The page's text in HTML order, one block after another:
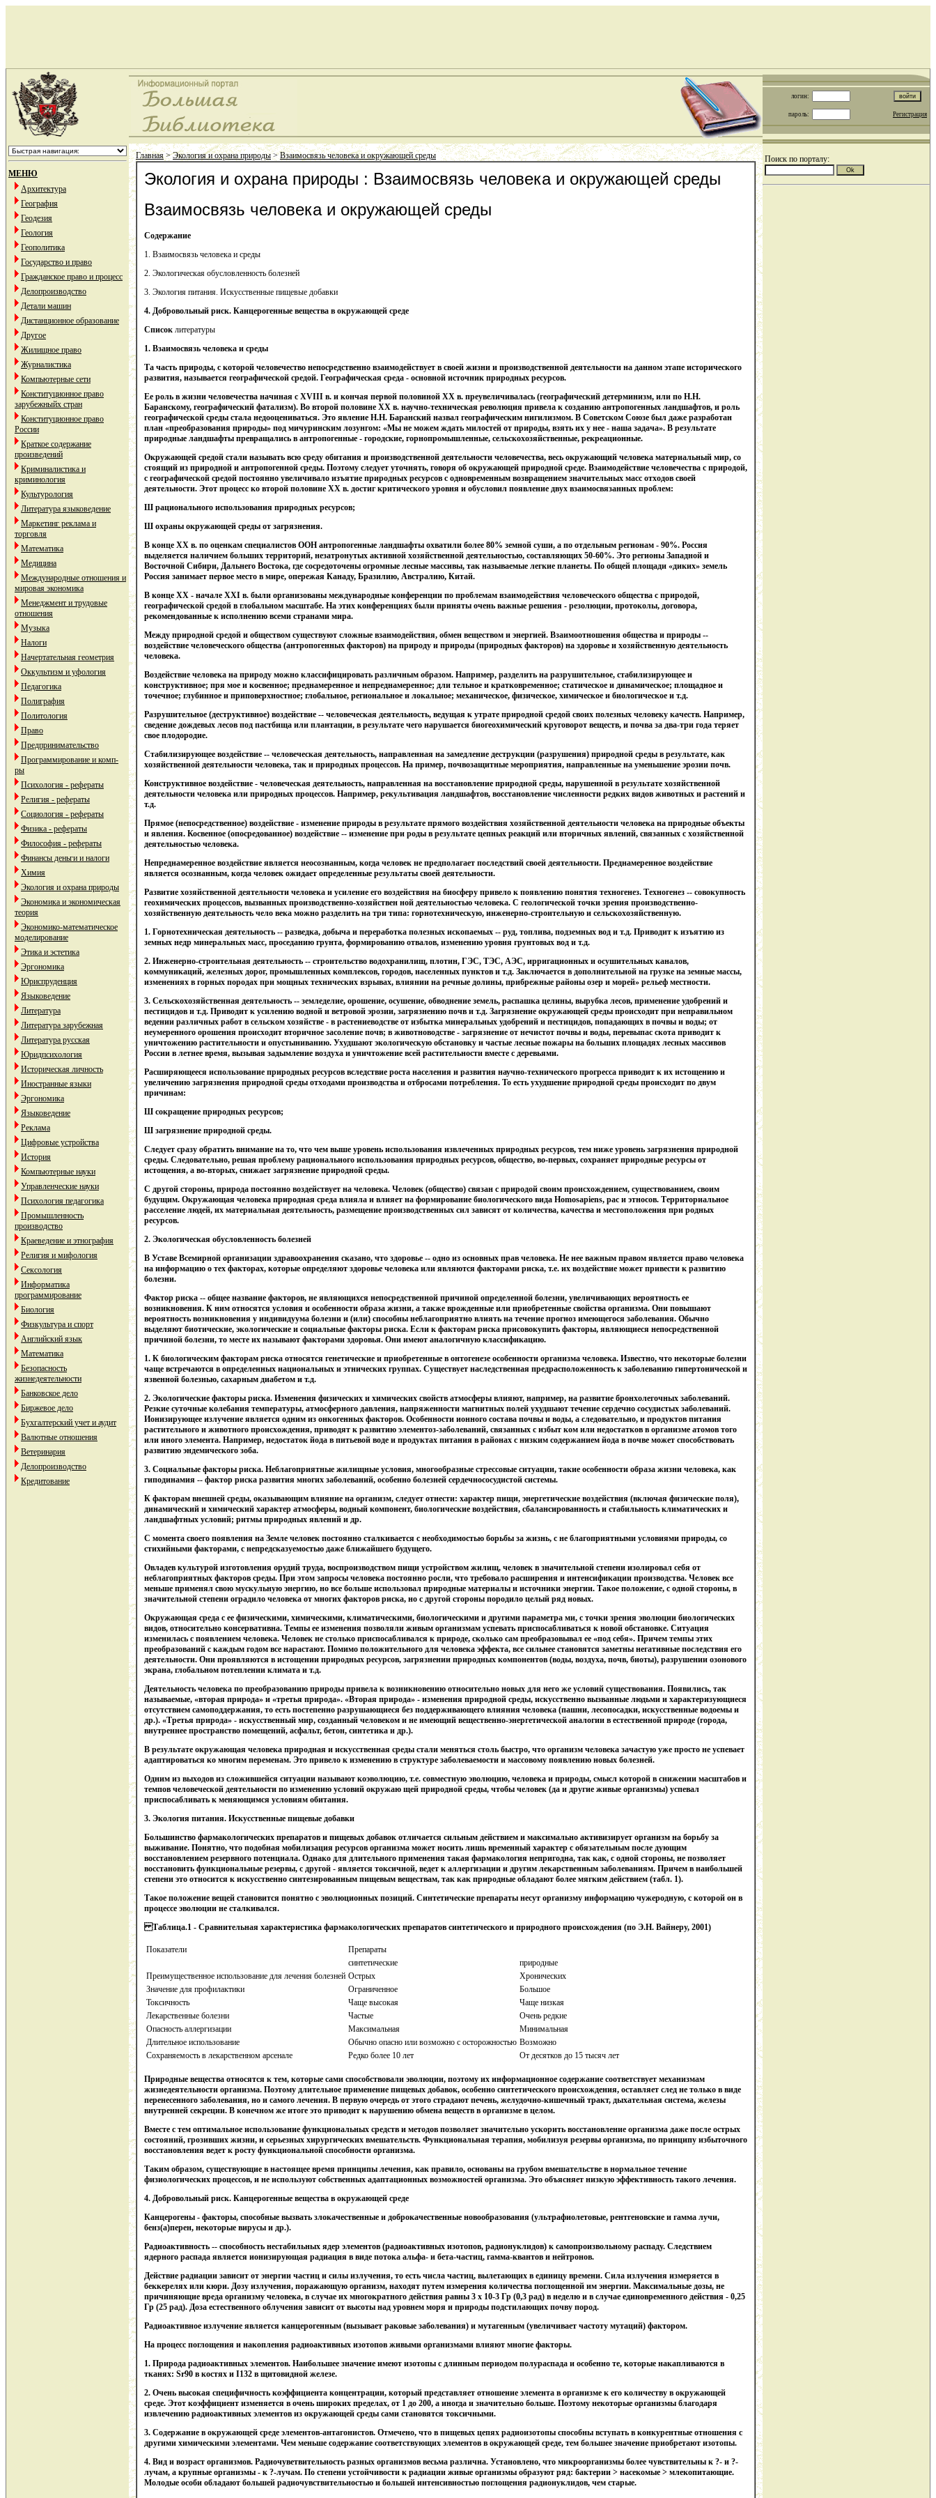
логин:
пароль: Регистрация
МЕНЮ
Архитектура
География
Геодезия
Геология
Геополитика
Государство и право
Гражданское право и процесс
Делопроизводство
Детали машин
Дистанционное образование
Другое
Жилищное право
Журналистика
Компьютерные сети
Конституционное право
зарубежныйх стран
Конституционное право
России
Краткое содержание
произведений
Криминалистика и
криминология
Культурология
Литература языковедение
Маркетинг реклама и
торговля
Математика
Медицина
Международные отношения и
мировая экономика
Менеджмент и трудовые
отношения
Музыка
Налоги
Начертательная геометрия
Оккультизм и уфология
Педагогика
Полиграфия
Политология
Право
Предпринимательство
Программирование и комп-
ры
Психология - рефераты
Религия - рефераты
Социология - рефераты
Физика - рефераты
Философия - рефераты
Финансы деньги и налоги
Химия
Экология и охрана природы
Экономика и экономическая
теория
Экономико-математическое
моделирование
Этика и эстетика
Эргономика
Юриспруденция
Языковедение
Литература
Литература зарубежная
Литература русская
Юридпсихология
Историческая личность
Иностранные языки
Эргономика
Языковедение
Реклама
Цифровые устройства
История
Компьютерные науки
Управленческие науки
Психология педагогика
Промышленность
производство
Краеведение и этнография
Религия и мифология
Сексология
Информатика
программирование
Биология
Физкультура и спорт
Английский язык
Математика
Безопасность
жизнедеятельности
Банковское дело
Биржевое дело
Бухгалтерский учет и аудит
Валютные отношения
Ветеринария
Делопроизводство
Кредитование
Главная>Экология и охрана природы>Взаимосвязь человека и окружающей среды
Экология и охрана природы : Взаимосвязь человека и окружающей среды
Взаимосвязь человека и окружающей среды
Содержание
1. Взаимосвязь человека и среды
2. Экологическая обусловленность болезней
3. Экология питания. Искусственные пищевые добавки
4. Добровольный риск. Канцерогенные вещества в окружающей среде
Список литературы
1. Взаимосвязь человека и среды
Та часть природы, с которой человечество непосредственно взаимодействует в своей жизни и производственной деятельности на данном этапе исторического
развития, называется географической средой. Географическая среда - основной источник природных ресурсов.
Ее роль в жизни человечества начиная с XVIII в. и кончая первой половиной XX в. преувеличивалась (географический детерминизм, или по Н.Н.
Баранскому, географический фатализм). Во второй половине XX в. научно-техническая революция привела к созданию антропогенных ландшафтов, и роль
географической среды стала недооцениваться. Это явление Н.Н. Баранский назвал географическим нигилизмом. В Советском Союзе был даже разработан
план «преобразования природы» под мичуринским лозунгом: «Мы не можем ждать милостей от природы, взять их у нее - наша задача». В результате
природные ландшафты превращались в антропогенные - городские, горнопромышленные, сельскохозяйственные, рекреационные.
Окружающей средой стали называть всю среду обитания и производственной деятельности человечества, весь окружающий человека материальный мир, со
стоящий из природной и антропогенной среды. Поэтому следует уточнять, говоря об окружающей природной среде. Взаимодействие человечества с природой,
с географической средой постоянно увеличивало изъятие природных ресурсов с одновременным возвращением значительных масс отходов своей
деятельности. Этот процесс ко второй половине XX в. достиг критического уровня и обусловил появление двух взаимосвязанных проблем:
Ш рационального использования природных ресурсов;
Ш охраны окружающей среды от загрязнения.
В конце XX в. по оценкам специалистов ООН антропогенные ландшафты охватили более 80% земной суши, а по отдельным регионам - 90%. Россия
выделяется наличием больших территорий, незатронутых активной хозяйственной деятельностью, составляющих 50-60%. Это регионы Западной и
Восточной Сибири, Дальнего Востока, где сосредоточены огромные лесные массивы, так называемые легкие планеты. По общей площади «диких» земель
Россия занимает первое место в мире, опережая Канаду, Бразилию, Австралию, Китай.
В конце XX - начале XXI в. были организованы международные конференции по проблемам взаимодействия человеческого общества с природой,
географической средой в глобальном масштабе. На этих конференциях были приняты очень важные решения - резолюции, протоколы, договора,
рекомендованные к исполнению всеми странами мира.
Между природной средой и обществом существуют сложные взаимодействия, обмен веществом и энергией. Взаимоотношения общества и природы --
воздействие человеческого общества (антропогенных факторов) на природу и природы (природных факторов) на здоровье и хозяйственную деятельность
человека.
Воздействие человека на природу можно классифицировать различным образом. Например, разделить на разрушительное, стабилизирующее и
конструктивное; пря мое и косвенное; преднамеренное и непреднамеренное; дли тельное и кратковременное; статическое и динамическое; площадное и
точечное; глубинное и приповерхностное; глобальное, региональное и локальное; механическое, физическое, химическое и биологическое и т.д.
Разрушительное (деструктивное) воздействие -- человеческая деятельность, ведущая к утрате природной средой своих полезных человеку качеств. Например,
сведение дождевых лесов под пастбища или плантации, в результате чего нарушается биогеохимический круговорот веществ, и почва за два-три года теряет
свое плодородие.
Стабилизирующее воздействие -- человеческая деятельность, направленная на замедление деструкции (разрушения) природной среды в результате, как
хозяйственной деятельности человека, так и природных процессов. На пример, почвозащитные мероприятия, направленные на уменьшение эрозии почв.
Конструктивное воздействие - человеческая деятельность, направленная на восстановление природной среды, нарушенной в результате хозяйственной
деятельности человека или природных процессов. Например, рекультивация ландшафтов, восстановление численности редких видов животных и растений и
т.д.
Прямое (непосредственное) воздействие - изменение природы в результате прямого воздействия хозяйственной деятельности человека на природные объекты
и явления. Косвенное (опосредованное) воздействие -- изменение при роды в результате цепных реакций или вторичных явлений, связанных с хозяйственной
деятельностью человека.
Непреднамеренное воздействие является неосознанным, когда человек не предполагает последствий своей деятельности. Преднамеренное воздействие
является осознанным, когда человек ожидает определенные результаты своей деятельности.
Развитие хозяйственной деятельности человека и усиление его воздействия на биосферу привело к появлению понятия техногенез. Техногенез -- совокупность
геохимических процессов, вызванных производственно-хозяйствен ной деятельностью человека. С геологической точки зрения производственно-
хозяйственную деятельность чело века можно разделить на три типа: горнотехническую, инженерно-строительную и сельскохозяйственную.
1. Горнотехническая деятельность -- разведка, добыча и переработка полезных ископаемых -- руд, топлива, подземных вод и т.д. Приводит к изъятию из
земных недр минеральных масс, проседанию грунта, формированию отвалов, изменению уровня грунтовых вод и т.д.
2. Инженерно-строительная деятельность -- строительство водохранилищ, плотин, ГЭС, ТЭС, АЭС, ирригационных и осушительных каналов,
коммуникаций, железных дорог, промышленных комплексов, городов, населенных пунктов и т.д. Заключается в дополнительной на грузке на земные массы,
изменениях в горных породах при мощных технических взрывах, влиянии на речные долины, прибрежные районы озер и морей» рельеф местности.
3. Сельскохозяйственная деятельность -- земледелие, орошение, осушение, обводнение земель, распашка целины, вырубка лесов, применение удобрений и
пестицидов и т.д. Приводит к усилению водной и ветровой эрозии, загрязнению почв и т.д. Загрязнение окружающей среды происходит при неправильном
ведении различных работ в сельском хозяйстве - в растениеводстве от избытка минеральных удобрений и пестицидов, попадающих в почвы и воды; от
неумеренного орошения происходит вторичное засоление почв; в животноводстве - загрязнение от нечистот почвы и воды, перевыпас скота приводит к
уничтожению растительности и опустыниванию. Ухудшают экологическую обстановку и частые лесные пожары на больших площадях лесных массивов
России в летнее время, вызывая задымление воздуха и уничтожение всей растительности вместе с деревьями.
Расширяющееся использование природных ресурсов вследствие роста населения и развития научно-технического прогресса приводит к их истощению и
увеличению загрязнения природной среды отходами производства и отбросами потребления. То есть ухудшение природной среды происходит по двум
причинам:
Ш сокращение природных ресурсов;
Ш загрязнение природной среды.
Следует сразу обратить внимание на то, что чем выше уровень использования извлеченных природных ресурсов, тем ниже уровень загрязнения природной
среды. Следовательно, решая проблему рационального использования природных ресурсов, общество, во-первых, сохраняет природные ресурсы от
истощения, а во-вторых, снижает загрязнение природной среды.
С другой стороны, природа постоянно воздействует на человека. Человек (общество) связан с природой своим происхождением, существованием, своим
будущим. Окружающая человека природная среда влияла и влияет на формирование биологического вида Ноmоsарiens, рас и этносов. Территориальное
расселение людей, их материальная деятельность, размещение производственных сил зависят от количества, качества и местоположения при родных
ресурсов.
2. Экологическая обусловленность болезней
В Уставе Всемирной организации здравоохранения сказано, что здоровье -- одно из основных прав человека. Не нее важным правом является право человека
на информацию о тех факторах, которые определяют здоровье человека или являются факторами риска, т.е. их воздействие может привести к развитию
болезни.
Фактор риска -- общее название факторов, не являющихся непосредственной причиной определенной болезни, увеличивающих вероятность ее
возникновения. К ним относятся условия и особенности образа жизни, а также врожденные или приобретенные свойства организма. Они повышают
вероятность возникновения у индивидуума болезни и (или) способны неблагоприятно влиять на течение прогноз имеющегося заболевания. Обычно
выделяют биотические, экологические и социальные факторы риска. Если к факторам риска присовокупить факторы, являющиеся непосредственной
причиной болезни, то месте их называют факторами здоровья. Они имеют аналогичную классификацию.
1. К биологическим факторам риска относятся генетические и приобретенные в онтогенезе особенности организма человека. Известно, что некоторые болезни
чаще встречаются в определенных национальных и этнических группах. Существует наследственная предрасположенность к заболеванию гипертонической и
язвенной болезнью, сахарным диабетом и т.д.
2. Экологические факторы риска. Изменения физических и химических свойств атмосферы влияют, например, на развитие бронхолегочных заболеваний.
Резкие суточные колебания температуры, атмосферного давления, напряженности магнитных полей ухудшают течение сердечно сосудистых заболеваний.
Ионизирующее излучение является одним из онкогенных факторов. Особенности ионного состава почвы и воды, а следовательно, и продуктов питания
растительного и животного происхождения, приводят к развитию элементоз-заболеваний, связанных с избыт ком или недостатков в организме атомов того
или иного элемента. Например, недостаток йода в питьевой воде и продуктах питания в районах с низким содержанием йода в почве может способствовать
развитию эндемического зоба.
3. Социальные факторы риска. Неблагоприятные жилищные условия, многообразные стрессовые ситуации, такие особенности образа жизни человека, как
гиподинамия -- фактор риска развития многих заболеваний, особенно болезней сердечнососудистой системы.
К факторам внешней среды, оказывающим влияние на организм, следует отнести: характер пищи, энергетические воздействия (включая физические поля),
динамический и химический характер атмосферы, водный компонент, биологические воздействия, сбалансированность и стабильность климатических и
ландшафтных условий; ритмы природных явлений и др.
С момента своего появления на Земле человек постоянно сталкивается с необходимостью борьбы за жизнь, с не благоприятными условиями природы, со
стихийными факторами, с непредсказуемостью даже ближайшего будущего.
Овладев культурой изготовления орудий труда, воспроизводством пищи устройством жилищ, человек в значительной степени изолировал себя от
неблагоприятных факторов среды. При этом запросы человека постоянно росли, что требовало расширения и интенсификации производства. Человек все
меньше применял свою мускульную энергию, но все больше использовал природные материалы и источники энергии. Такое положение, с одной стороны, в
значительной степени оградило человека от многих факторов риска, но с другой стороны породило целый ряд новых.
Окружающая среда с ее физическими, химическими, климатическими, биологическими и другими параметра ми, с точки зрения эволюции биологических
видов, относительно консервативна. Темпы ее изменения позволяли живым организмам успевать приспосабливаться к новой обстановке. Ситуация
изменилась с появлением человека. Человек не столько приспосабливался к природе, сколько сам преобразовывал ее «под себя». Причем темпы этих
преобразований с каждым годом все нарастают. Помимо положительного для человека эффекта, все сильнее становятся заметны негативные последствия его
деятельности. Они проявляются в истощении природных ресурсов, загрязнении природных компонентов (воды, воздуха, почв, биоты), разрушении озонового
экрана, глобальном потеплении климата и т.д.
Деятельность человека по преобразованию природы привела к возникновению относительно новых для него же условий существования. Появились, так
называемые, «вторая природа» и «третья природа». «Вторая природа» - изменения природной среды, искусственно вызванные людьми и характеризующиеся
отсутствием самоподдержания, то есть постепенно разрушающиеся без поддерживающего влияния человека (пашни, лесопосадки, искусственные водоемы и
др.). «Третья природа» - искусственный мир, созданный человеком и не имеющий вещественно-энергетической аналогии в естественной природе (города,
внутреннее пространство помещений, асфальт, бетон, синтетика и др.).
В результате окружающая человека природная и искусственная среды стали меняться столь быстро, что организм человека зачастую уже просто не успевает
адаптироваться ко многим переменам. Это привело к изменению в структуре заболеваемости и массовому появлению новых болезней.
Одним из выходов из сложившейся ситуации называют коэволюцию, т.е. совместную эволюцию, человека и природы, смысл которой в снижении масштабов и
темпов человеческой деятельности по изменению условий окружаю щей природной среды, чтобы человек (да и другие живые организмы) успевал
приспосабливать к меняющимся условиям обитания.
3. Экология питания. Искусственные пищевые добавки
Большинство фармакологических препаратов и пищевых добавок отличается сильным действием и максимально активизирует организм на борьбу за
выживание. Понятно, что подобная мобилизация ресурсов организма может носить лишь временный характер с обязательным после дующим
восстановлением резервного потенциала. Однако для длительного применения такая фармакология непригодна, так как, с одной стороны, не позволяет
восстановить функциональные резервы, с другой - является токсичной, ведет к аллергизации и другим лекарственным заболеваниям. Причем в наибольшей
степени это относится к искусственно синтезированным пищевым веществам, так как природные обладают более мягким действием (табл. 1).
Такое положение вещей становится понятно с эволюционных позиций. Синтетические препараты несут организму информацию чужеродную, с которой он в
процессе эволюции не сталкивался.
Таблица.1 - Сравнительная характеристика фармакологических препаратов синтетического и природного происхождения (по Э.Н. Вайнеру, 2001)
Показатели
Препараты
синтетические
природные
Преимущественное использование для лечения болезней Острых
Хронических
Значение для профилактики
Ограниченное
Большое
Токсичность
Чаще высокая
Чаще низкая
Лекарственные болезни
Частые
Очень редкие
Опасность аллергизации
Максимальная
Минимальная
Длительное использование
Обычно опасно или возможно с осторожностью Возможно
Сохраняемость в лекарственном арсенале
Редко более 10 лет От десятков до 15 тысяч лет
Природные вещества относятся к тем, которые сами способствовали эволюции, поэтому их информационное содержание соответствует механизмам
жизнедеятельности организма. Поэтому длительное применение пищевых добавок, особенно синтетического происхождения, оставляет след не только в виде
перенесенного заболевания, но и самого лечения. В первую очередь от этого страдают печень, желудочно-кишечный тракт, дыхательная система, железы
внутренней секреции. В конечном же итоге это приводит к нарушению обмена веществ в организме в целом.
Вместе с тем оптимальное использование функциональных средств и методов позволяет значительно ускорить восстановление организма даже после острых
состояний, грозивших жизни, и серьезных хирургических вмешательств. Функциональная терапия, мобилизуя резервы организма, по принципу избыточного
восстановления ведет к росту функциональной способности организма.
Таким образом, существующие в настоящее время принципы лечения, как правило, основаны на грубом вмешательстве в нормальное течение
физиологических процессов, и не используют собственных адаптационных возможностей организма. Это объясняет низкую эффективность такого лечения.
4. Добровольный риск. Канцерогенные вещества в окружающей среде
Канцерогены - факторы, способные вызвать злокачественные и доброкачественные новообразования (ультрафиолетовые, рентгеновские и гамма лучи,
бенз(а)перен, некоторые вирусы и др.).
Радиоактивность -- способность нестабильных ядер элементов (радиоактивных изотопов, радионуклидов) к самопроизвольному распаду. Следствием
ядерного распада является ионизирующая радиация в виде потока альфа- и бета-частиц, гамма-квантов и нейтронов.
Действие радиации зависит от энергии частиц и силы излучения, то есть числа частиц, вылетающих в единицу времени. Сила излучения измеряется в
беккерелях или кюри. Дозу излучения, поражающую организм, находят путем измерения количества поглощенной им энергии. Максимальные дозы, не
причиняющие вреда организму человека, в случае их многократного действия равны 3 х 10-3 Гр (0,3 рад) в неделю и в случае единовременного действия - 0,25
Гр (25 рад). Доза естественного облучения зависит от высоты над уровнем моря и природы подстилающих почву пород.
Радиоактивное излучение является канцерогенным (вызывает раковые заболевания) и мутагенным (увеличивает частоту мутаций) фактором.
На процесс поглощения и накопления радиоактивных изотопов живыми организмами влияют многие факторы.
1. Природа радиоактивных элементов. Наибольшее значение имеют изотопы с длинным периодом полураспада и особенно те, которые накапливаются в
тканях: Sr90 в костях и I132 в щитовидной железе.
2. Очень высокая специфичность коэффициента концентрации, который представляет отношение элемента в организме к его количеству в окружающей
среде. Этот коэффициент изменяется в очень широких пределах, от 1 до 200, а иногда и значительно больше. Поэтому некоторые организмы благодаря
извлечению радиоактивных элементов из окружающей среды сами становятся токсичными.
3. Содержание в окружающей среде элементов-антагонистов. Отмечено, что в пищевых цепях радиоизотопы способны вступать в конкурентные отношения с
другими химическими элементами. Чем меньше содержание соответствующих элементов в окружающей среде, тем большее значение приобретают изотопы.
4. Вид и возраст организмов. Радиочуветвительность разных организмов весьма различна. Установлено, что микроорганизмы более чувствительны к ?- и ?-
лучам, а крупные организмы - к ?-лучам. По степени устойчивости к радиации живые организмы образуют ряд: бактерии > насекомые > млекопитающие.
Молодые особи обладают большей радиочувствительностью и большей интенсивностью поглощения радионуклидов, чем старые.
Поиск по порталу: